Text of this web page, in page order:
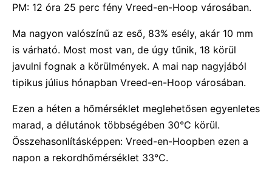
PM: 12 óra 25 perc fény Vreed-en-Hoop városában.
Ma nagyon valószínű az eső, 83% esély, akár 10 mm
is várható. Most most van, de úgy tűnik, 18 körül
javulni fognak a körülmények. A mai nap nagyjából
tipikus július hónapban Vreed-en-Hoop városában.
Ezen a héten a hőmérséklet meglehetősen egyenletes
marad, a délutánok többségében 30°C körül.
Összehasonlításképpen: Vreed-en-Hoopben ezen a
napon a rekordhőmérséklet 33°C.